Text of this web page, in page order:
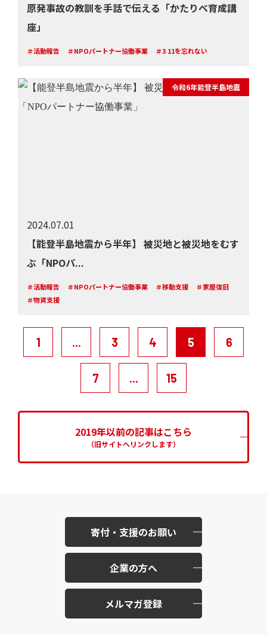
原発事故の教訓を手話で伝える「かたりべ育成講
座」
＃活動報告 ＃NPOパートナー協働事業 ＃3 11を忘れない
2024.07.01
【能登半島地震から半年】 被災地と被災地をむす
ぶ「NPOパ...
＃活動報告 ＃NPOパートナー協働事業 ＃移動支援
＃家屋復旧
＃物資支援
令和6年能登半島地震
1 ... 3 4 5 6
7 ... 15
2019年以前の記事はこちら
（旧サイトへリンクします）
寄付・支援のお願い
企業の方へ
メルマガ登録